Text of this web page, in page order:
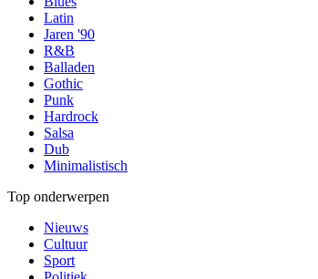
Latin
Jaren '90
R&B
Balladen
Gothic
Punk
Hardrock
Salsa
Dub
Minimalistisch
Top onderwerpen
Nieuws
Cultuur
Sport